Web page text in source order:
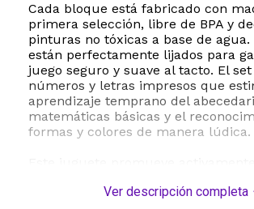
Cada bloque está fabricado con
primera selección, libre de BPA y
pinturas no tóxicas a base de agua.
están perfectamente lijados para
juego seguro y suave al tacto. El
números y letras impresos que
aprendizaje temprano del
matemáticas básicas y el
formas y colores de manera lúdica.
resolución de problemas mediante
Ver descripción completa